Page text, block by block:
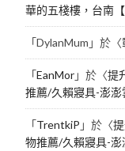
華的五棧樓，台南【
「DylanMum 」於〈
「EanMor」於〈提
推薦/久賴寢具-澎澎
「TrentkiP 」於〈
物推薦/久賴寢具-